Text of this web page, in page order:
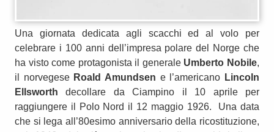
Una giornata dedicata agli scacchi ed al volo per
celebrare i 100 anni dell’impresa polare del Norge che
ha visto come protagonista il generale Umberto Nobile,
il norvegese Roald Amundsen e l’americano Lincoln
Ellsworth decollare da Ciampino il 10 aprile per
raggiungere il Polo Nord il 12 maggio 1926. Una data
che si lega all’80esimo anniversario della ricostituzione,